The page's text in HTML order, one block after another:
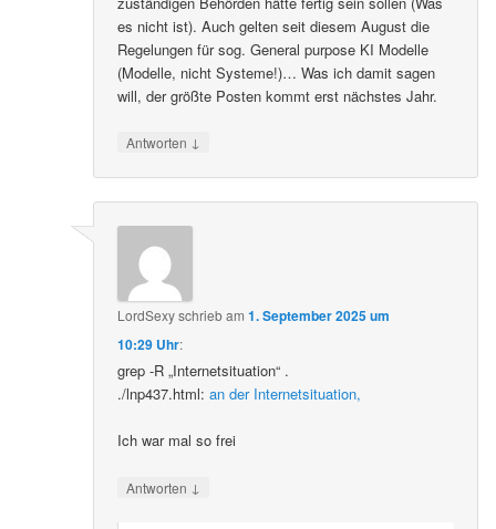
es nicht ist). Auch gelten seit diesem August die
Regelungen für sog. General purpose KI Modelle
(Modelle, nicht Systeme!)… Was ich damit sagen
will, der größte Posten kommt erst nächstes Jahr.
Antworten ↓
LordSexyschriebam1. September 2025 um
10:29 Uhr:
grep -R „Internetsituation“ .
./lnp437.html:an der Internetsituation,
Ich war mal so frei
Antworten ↓